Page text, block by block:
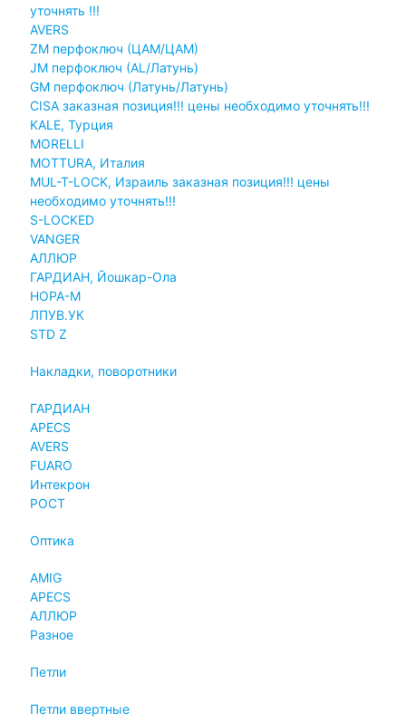
уточнять !!!
AVERS
ZM перфоключ (ЦАМ/ЦАМ)
JМ перфоключ (АL/Латунь)
GM перфоключ (Латунь/Латунь)
CISA заказная позиция!!! цены необходимо уточнять!!!
KALE, Турция
MORELLI
MOTTURA, Италия
MUL-T-LOCK, Израиль заказная позиция!!! цены
необходимо уточнять!!!
S-LOCKED
VANGER
АЛЛЮР
ГАРДИАН, Йошкар-Ола
НОРА-М
ЛПУВ.УК
STD Z
Накладки, поворотники
ГАРДИАН
APECS
AVERS
FUARO
Интекрон
РОСТ
Оптика
AMIG
APECS
АЛЛЮР
Разное
Петли
Петли ввертные